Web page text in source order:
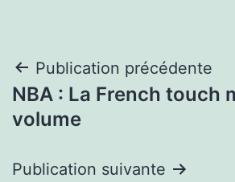
Navigation
de
Publication précédente
NBA : La French touch
volume
Publication suivante